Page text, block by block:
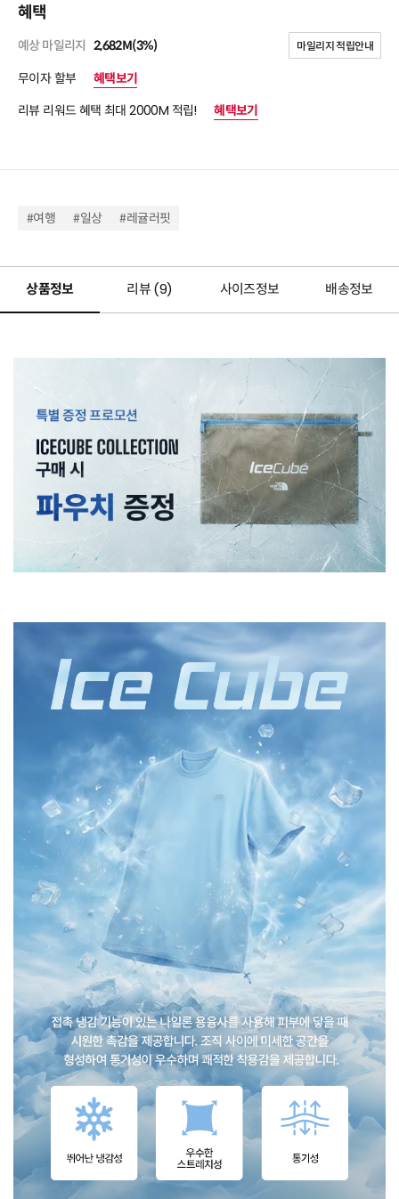
혜택
예상 마일리지 2,682M(3%) 마일리지 적립안내
무이자 할부
혜택보기
리뷰 리워드 혜택 최대 2000M 적립!
혜택보기
#여행 #일상 #레귤러핏
상품정보 리뷰 (9) 사이즈정보 배송정보